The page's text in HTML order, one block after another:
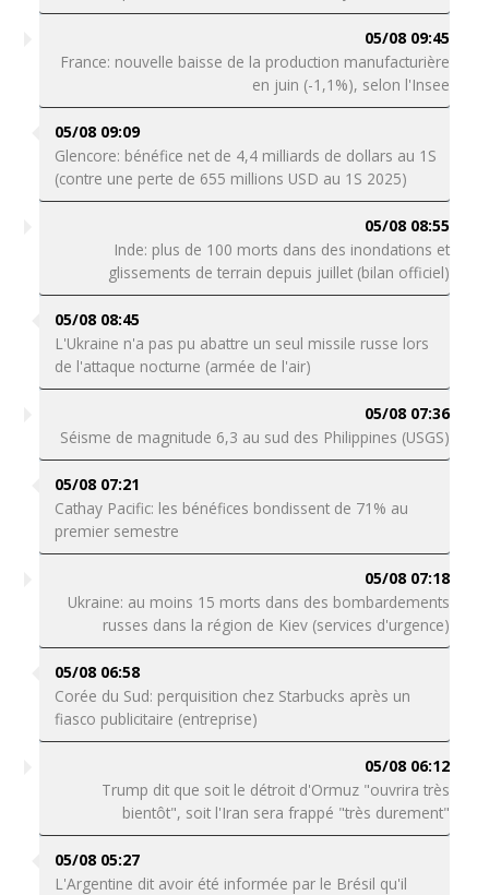
05/08 09:45
France: nouvelle baisse de la production manufacturière
en juin (-1,1%), selon l'Insee
05/08 09:09
Glencore: bénéfice net de 4,4 milliards de dollars au 1S
(contre une perte de 655 millions USD au 1S 2025)
05/08 08:55
Inde: plus de 100 morts dans des inondations et
glissements de terrain depuis juillet (bilan officiel)
05/08 08:45
L'Ukraine n'a pas pu abattre un seul missile russe lors
de l'attaque nocturne (armée de l'air)
05/08 07:36
Séisme de magnitude 6,3 au sud des Philippines (USGS)
05/08 07:21
Cathay Pacific: les bénéfices bondissent de 71% au
premier semestre
05/08 07:18
Ukraine: au moins 15 morts dans des bombardements
russes dans la région de Kiev (services d'urgence)
05/08 06:58
Corée du Sud: perquisition chez Starbucks après un
fiasco publicitaire (entreprise)
05/08 06:12
Trump dit que soit le détroit d'Ormuz "ouvrira très
bientôt", soit l'Iran sera frappé "très durement"
05/08 05:27
L'Argentine dit avoir été informée par le Brésil qu'il